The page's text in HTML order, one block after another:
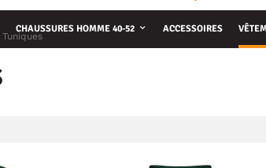
CHAUSSURES HOMME 40-52 ACCESSOIRES
Tuniques